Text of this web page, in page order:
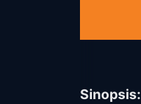
Sinopsis: